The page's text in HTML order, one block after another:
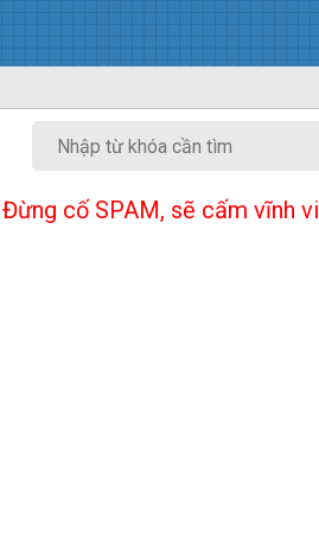
Đừng cố SPAM, sẽ cấm vĩnh